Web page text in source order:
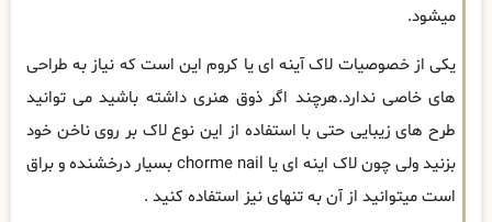
میشود.
یکی از خصوصیات لاک آینه ای یا کروم این است که نیاز به طراحی
های خاصی ندارد.هرچند اگر ذوق هنری داشته باشید می توانید
طرح های زیبایی حتی با استفاده از این نوع لاک بر روی ناخن خود
بزنید ولی چون لاک اینه ای یا chorme nail بسیار درخشنده و براق
است میتوانید از آن به تنهای نیز استفاده کنید .